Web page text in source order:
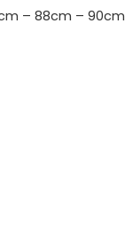
– 88cm – 90cm